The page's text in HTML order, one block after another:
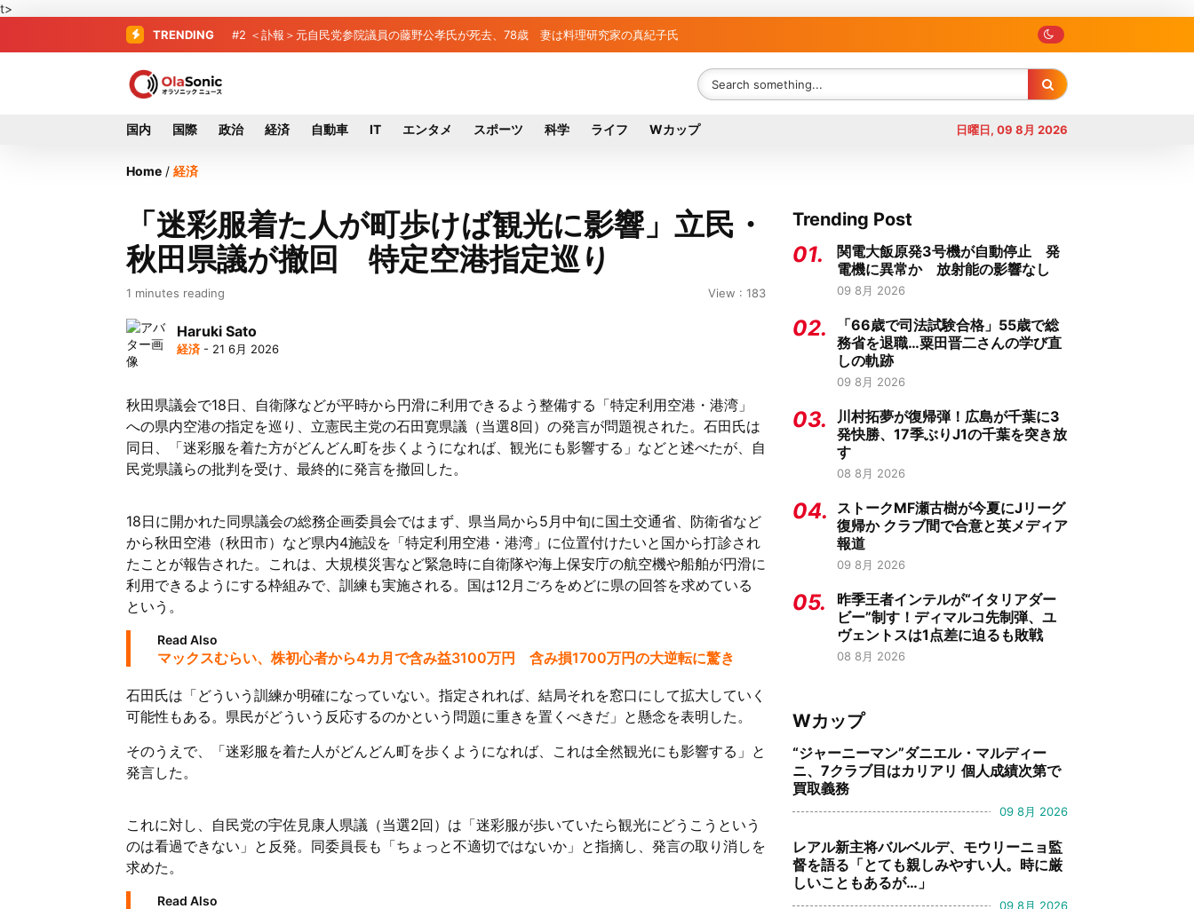
t>
TRENDING #2 ＜訃報＞元自民党参院議員の藤野公孝氏が死去、78歳 妻は料理研究家の真紀子氏
#3 東芝、かつてのライバル日立の元社長が取締役に就任—再上場に向け視界良好
国内 国際 政治 経済 自動車 IT エンタメ スポーツ 科学 ライフ Wカップ 日曜日, 09 8月 2026
Home / 経済
「迷彩服着た人が町歩けば観光に影響」立民・
秋田県議が撤回 特定空港指定巡り
1 minutes reading View : 183
Haruki Sato
経済 - 21 6月 2026
秋田県議会で18日、自衛隊などが平時から円滑に利用できるよう整備する「特定利用空港・港湾」
への県内空港の指定を巡り、立憲民主党の石田寛県議（当選8回）の発言が問題視された。石田氏は
同日、「迷彩服を着た方がどんどん町を歩くようになれば、観光にも影響する」などと述べたが、自
民党県議らの批判を受け、最終的に発言を撤回した。
18日に開かれた同県議会の総務企画委員会ではまず、県当局から5月中旬に国土交通省、防衛省など
から秋田空港（秋田市）など県内4施設を「特定利用空港・港湾」に位置付けたいと国から打診され
たことが報告された。これは、大規模災害など緊急時に自衛隊や海上保安庁の航空機や船舶が円滑に
利用できるようにする枠組みで、訓練も実施される。国は12月ごろをめどに県の回答を求めている
という。
Read Also
マックスむらい、株初心者から4カ月で含み益3100万円 含み損1700万円の大逆転に驚き
石田氏は「どういう訓練か明確になっていない。指定されれば、結局それを窓口にして拡大していく
可能性もある。県民がどういう反応するのかという問題に重きを置くべきだ」と懸念を表明した。
そのうえで、「迷彩服を着た人がどんどん町を歩くようになれば、これは全然観光にも影響する」と
発言した。
これに対し、自民党の宇佐見康人県議（当選2回）は「迷彩服が歩いていたら観光にどうこうという
のは看過できない」と反発。同委員長も「ちょっと不適切ではないか」と指摘し、発言の取り消しを
求めた。
Read Also
Trending Post
01.
関電大飯原発3号機が自動停止 発
電機に異常か 放射能の影響なし
09 8月 2026
02.
「66歳で司法試験合格」55歳で総
務省を退職…粟田晋二さんの学び直
しの軌跡
09 8月 2026
03.
川村拓夢が復帰弾！広島が千葉に3
発快勝、17季ぶりJ1の千葉を突き放
す
08 8月 2026
04.
ストークMF瀬古樹が今夏にJリーグ
復帰か クラブ間で合意と英メディア
報道
09 8月 2026
05.
昨季王者インテルが“イタリアダー
ビー”制す！ディマルコ先制弾、ユ
ヴェントスは1点差に迫るも敗戦
08 8月 2026
Wカップ
“ジャーニーマン”ダニエル・マルディー
ニ、7クラブ目はカリアリ 個人成績次第で
買取義務
09 8月 2026
レアル新主将バルベルデ、モウリーニョ監
督を語る「とても親しみやすい人。時に厳
しいこともあるが…」
09 8月 2026